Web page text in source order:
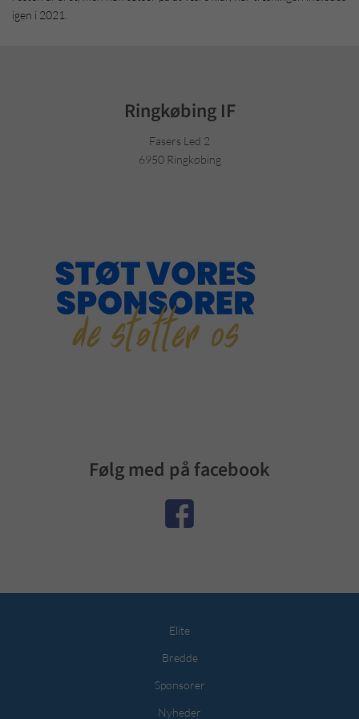
igen i 2021.
Ringkøbing IF
Fasers Led 2
6950 Ringkøbing
Følg med på facebook
Elite
Bredde
Sponsorer
Nyheder